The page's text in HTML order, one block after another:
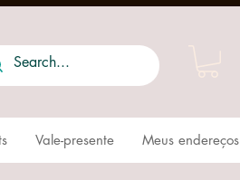
Vale-presente Meus endereços